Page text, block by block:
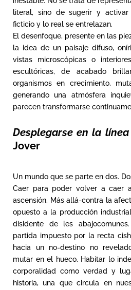
literal, sino de sugerir y
ficticio y lo real se entrelazan.
El desenfoque, presente en las
la idea de un paisaje difuso,
vistas microscópicas o
escultóricas, de acabado
organismos en crecimiento,
generando una atmósfera
parecen transformarse
Desplegarse en la
Jover
Un mundo que se parte en dos.
Caer para poder volver a caer
ascensión. Más allá-contra la
opuesto a la producción
disidente de les
partida impuesto por la recta
hacia un no-destino no
mutar en el hueco. Habitar lo
corporalidad como verdad y
historia, una que circula en